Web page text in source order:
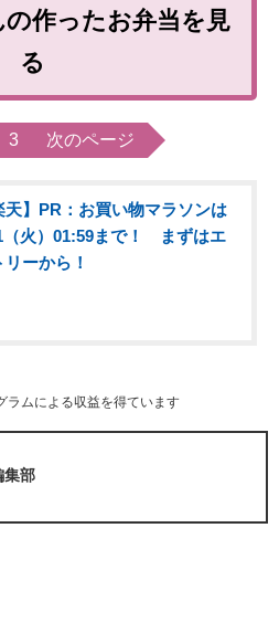
の作ったお弁当を見
る
3 次のページ
天】PR：お買い物マラソンは
（火）01:59まで！ まずはエ
リーから！
ムによる収益を得ています
集部